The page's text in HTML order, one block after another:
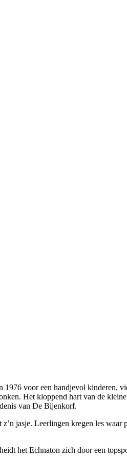
1976 voor een handjevol
Het kloppend hart van de
van De Bijenkorf.
jasje. Leerlingen kregen les
het Echnaton zich door een